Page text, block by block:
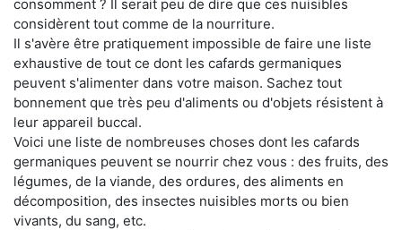
consomment ? Il serait peu de dire que ces nuisibles
considèrent tout comme de la nourriture.
Il s'avère être pratiquement impossible de faire une liste
exhaustive de tout ce dont les cafards germaniques
peuvent s'alimenter dans votre maison. Sachez tout
bonnement que très peu d'aliments ou d'objets résistent à
leur appareil buccal.
Voici une liste de nombreuses choses dont les cafards
germaniques peuvent se nourrir chez vous : des fruits, des
légumes, de la viande, des ordures, des aliments en
décomposition, des insectes nuisibles morts ou bien
vivants, du sang, etc.